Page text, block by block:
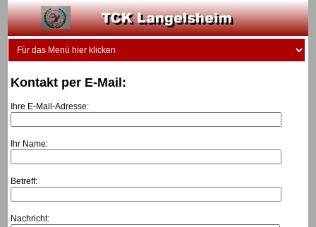
Kontakt per E-Mail:
Ihre E-Mail-Adresse:
Ihr Name:
Betreff:
Nachricht: